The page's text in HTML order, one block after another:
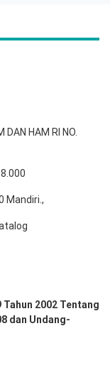
DAN HAM RI NO.
Mandiri.,
2002 Tentang
dan Undang-